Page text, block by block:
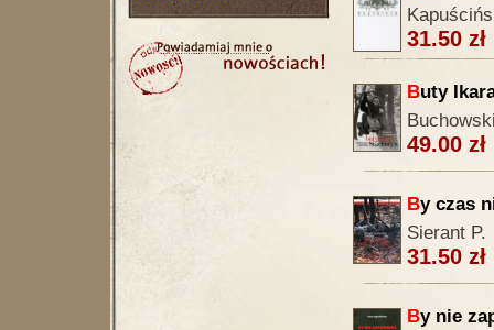
31.50 zł
Buty
49.00 zł
By czas
Sierant P.
31.50 zł
By nie